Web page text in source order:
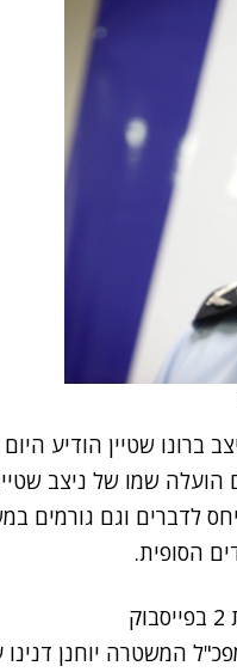
ברונו שטיין הודיע
שמו של ניצב
לדברים וגם גורמים
הסופית.
המשטרה יוחנן דנינו